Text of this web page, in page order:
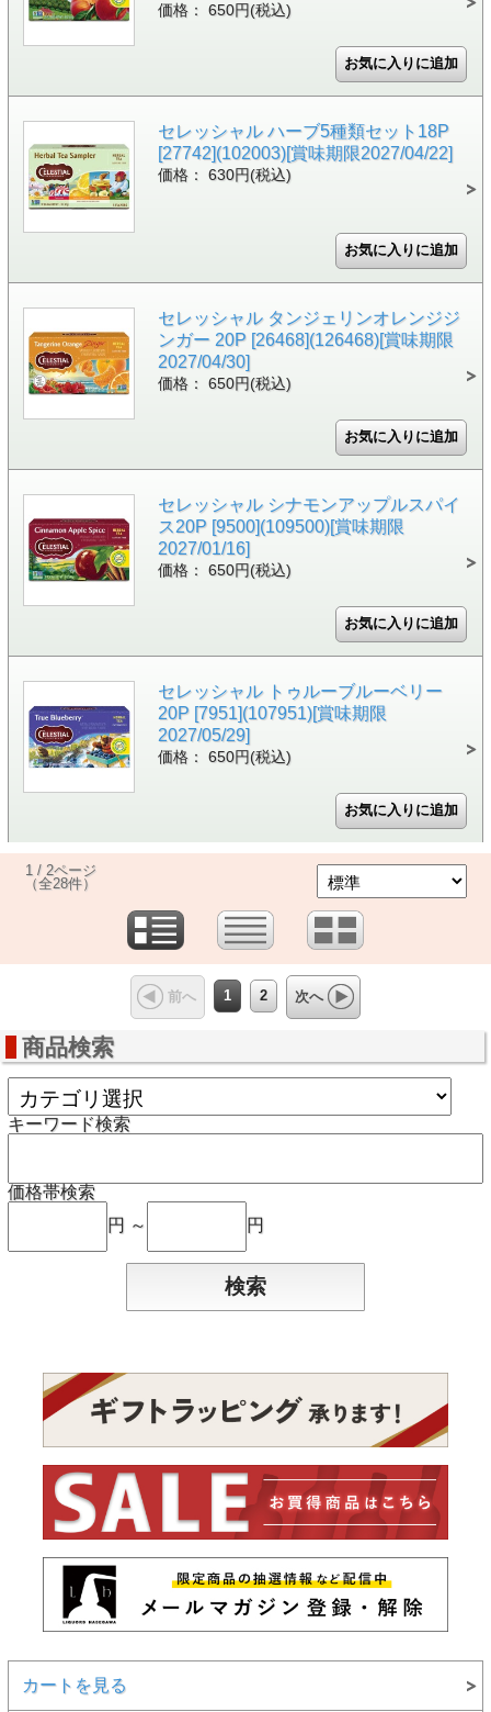
価格： 650円(税込)
セレッシャル ハーブ5種類セット18P
[27742](102003)[賞味期限2027/04/22]
価格： 630円(税込)
セレッシャル タンジェリンオレンジジ
ンガー 20P [26468](126468)[賞味期限
2027/04/30]
価格： 650円(税込)
セレッシャル シナモンアップルスパイ
ス20P [9500](109500)[賞味期限
2027/01/16]
価格： 650円(税込)
セレッシャル トゥルーブルーベリー
20P [7951](107951)[賞味期限
2027/05/29]
価格： 650円(税込)
1 / 2ページ
（全28件）
前へ 1 2 次へ
商品検索
キーワード検索
価格帯検索
円 ～
円
カートを見る